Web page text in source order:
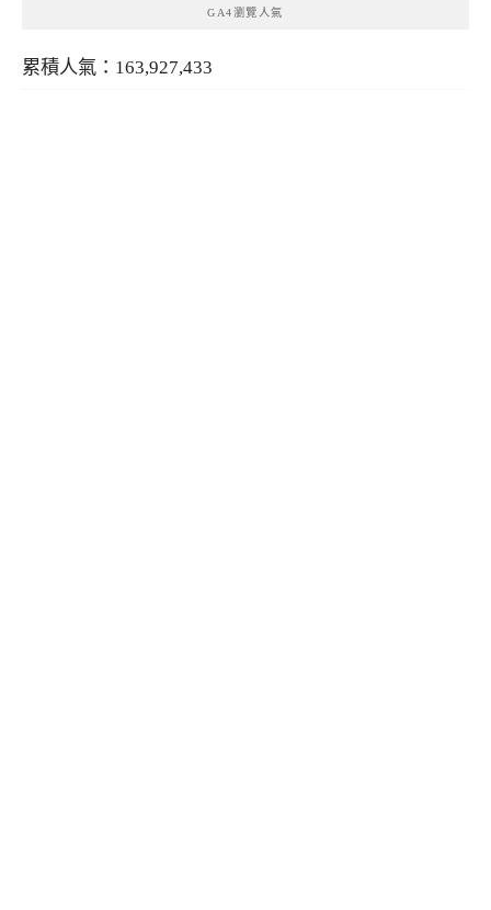
GA4瀏覽人氣
累積人氣：163,927,433